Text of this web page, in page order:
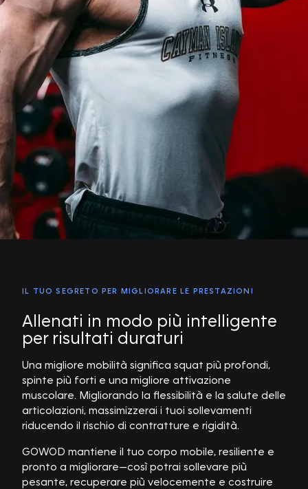
IL TUO SEGRETO PER MIGLIORARE LE PRESTAZIONI
Allenati in modo più intelligente
per risultati duraturi
Una migliore mobilità significa squat più profondi,
spinte più forti e una migliore attivazione
muscolare. Migliorando la flessibilità e la salute delle
articolazioni, massimizzerai i tuoi sollevamenti
riducendo il rischio di contratture e rigidità.
GOWOD mantiene il tuo corpo mobile, resiliente e
pronto a migliorare—così potrai sollevare più
pesante, recuperare più velocemente e costruire